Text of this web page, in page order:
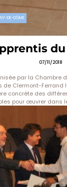
DE-DÔME
07/11/2018
par la
Clermont-Ferrand
concrète des
pour œuvrer dans